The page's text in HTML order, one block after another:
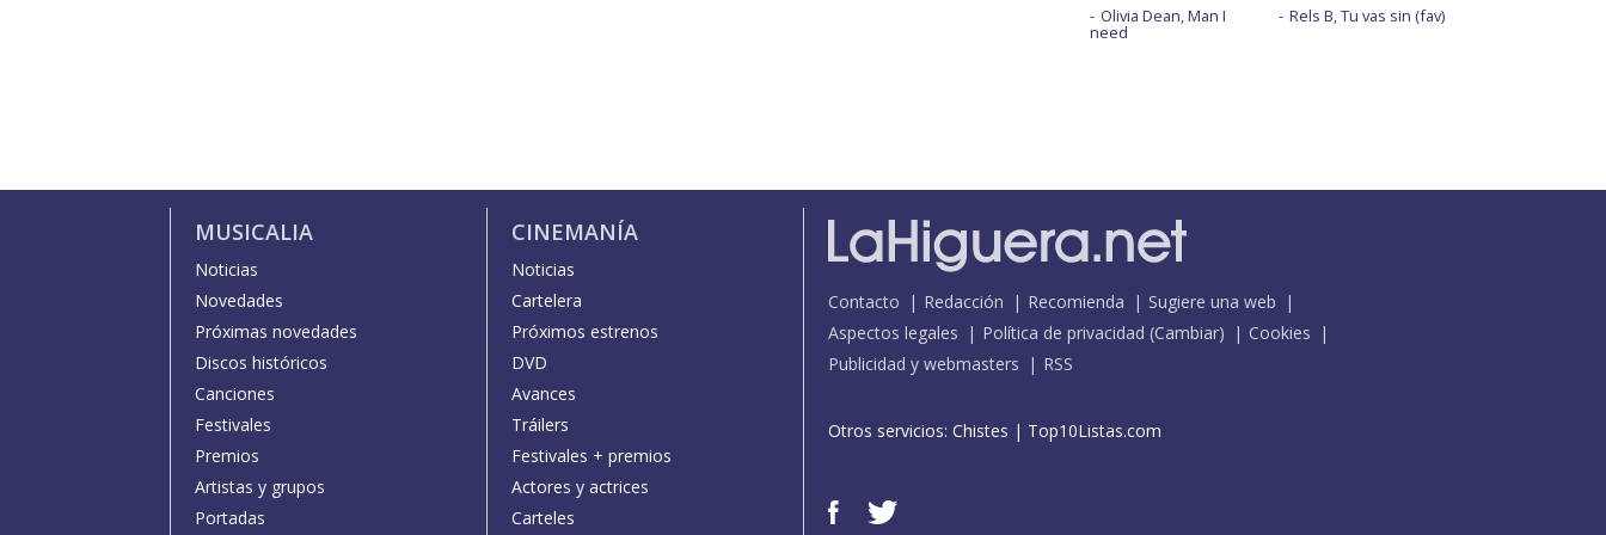
Olivia Dean, Man I
need
Rels B, Tu vas sin (fav)
MUSICALIA
Noticias
Novedades
Próximas novedades
Discos históricos
Canciones
Festivales
Premios
Artistas y grupos
Portadas
CINEMANÍA
Noticias
Cartelera
Próximos estrenos
DVD
Avances
Tráilers
Festivales + premios
Actores y actrices
Carteles
Contacto Redacción Recomienda
Sugiere una web
Aspectos legales
Política de privacidad (Cambiar)
Cookies
Publicidad y webmasters
RSS
Otros servicios: Chistes | Top10Listas.com